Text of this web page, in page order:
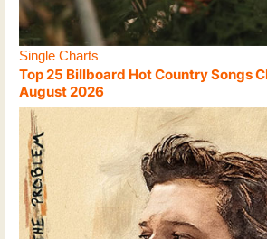
Single Charts
Top 25 Billboard Hot Country Songs
August 2026